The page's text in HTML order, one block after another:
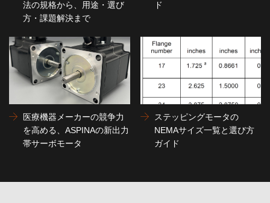
法の規格から、用途・選び
方・課題解決まで
ド
医療機器メーカーの競争力
を高める、ASPINAの新出力
帯サーボモータ
ステッピングモータの
NEMAサイズ一覧と選び方
ガイド